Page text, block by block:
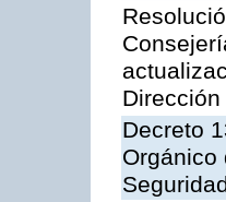
Decreto
Orgánico